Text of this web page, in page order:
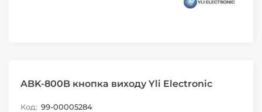
ABK-800B кнопка виходу Yli Electronic
Код: 99-00005284